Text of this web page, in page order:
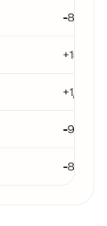
-8,2 %
+15,0 %
+1,0 %
-9,9 %
-8,8 %